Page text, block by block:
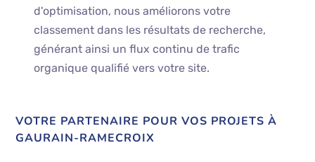
d'optimisation, nous améliorons votre
classement dans les résultats de recherche,
générant ainsi un flux continu de trafic
organique qualifié vers votre site.
VOTRE PARTENAIRE POUR VOS PROJETS À
GAURAIN-RAMECROIX